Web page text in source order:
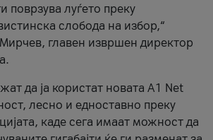
поврзува луѓето преку
слобода на избор,“
Мирчев, главен извршен директор
да ја користат новата А1 Net
лесно и едноставно преку
каде сега имаат можност да